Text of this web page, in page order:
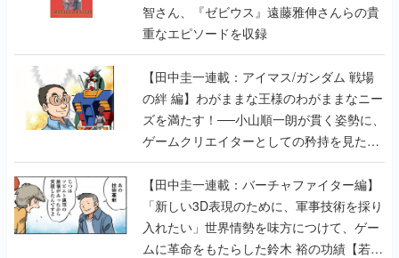
智さん、『ゼビウス』遠藤雅伸さんらの貴
重なエピソードを収録
【田中圭一連載：アイマス/ガンダム 戦場
の絆 編】わがままな王様のわがままなニー
ズを満たす！──小山順一朗が貫く姿勢に、
ゲームクリエイターとしての矜持を見た
【若ゲのいたり最終回】
【田中圭一連載：バーチャファイター編】
「新しい3D表現のために、軍事技術を採り
入れたい」世界情勢を味方につけて、ゲー
ムに革命をもたらした鈴木 裕の功績【若ゲ